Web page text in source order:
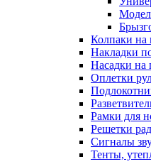
Колпаки на
Накладки
Насадки на
Оплетки
Рамки для
Решетки
Сигналы
Тенты,